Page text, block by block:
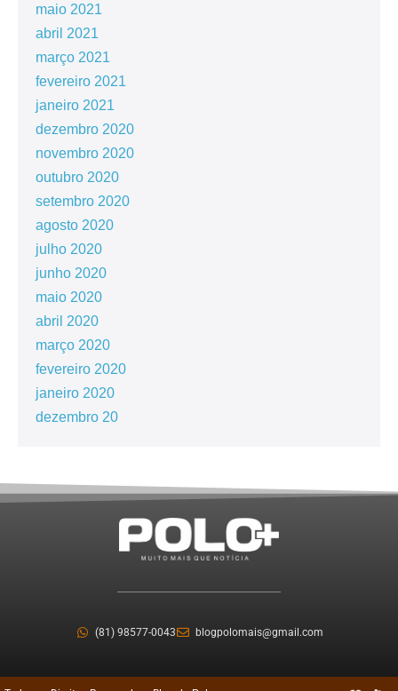
maio 2021
abril 2021
março 2021
fevereiro 2021
janeiro 2021
dezembro 2020
novembro 2020
outubro 2020
setembro 2020
agosto 2020
julho 2020
junho 2020
maio 2020
abril 2020
março 2020
fevereiro 2020
janeiro 2020
dezembro 20
(81) 98577-0043 blogpolomais@gmail.com